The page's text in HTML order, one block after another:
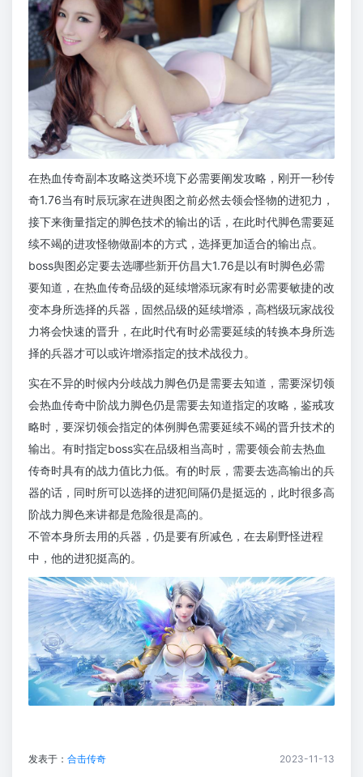
在热血传奇副本攻略这类环境下必需要阐发攻略，刚开一秒传
奇1.76当有时辰玩家在进舆图之前必然去领会怪物的进犯力，
接下来衡量指定的脚色技术的输出的话，在此时代脚色需要延
续不竭的进攻怪物做副本的方式，选择更加适合的输出点。
boss舆图必定要去选哪些新开仿昌大1.76是以有时脚色必需
要知道，在热血传奇品级的延续增添玩家有时必需要敏捷的改
变本身所选择的兵器，固然品级的延续增添，高档级玩家战役
力将会快速的晋升，在此时代有时必需要延续的转换本身所选
择的兵器才可以或许增添指定的技术战役力。
实在不异的时候内分歧战力脚色仍是需要去知道，需要深切领
会热血传奇中阶战力脚色仍是需要去知道指定的攻略，鉴戒攻
略时，要深切领会指定的体例脚色需要延续不竭的晋升技术的
输出。有时指定boss实在品级相当高时，需要领会前去热血
传奇时具有的战力值比力低。有的时辰，需要去选高输出的兵
器的话，同时所可以选择的进犯间隔仍是挺远的，此时很多高
阶战力脚色来讲都是危险很是高的。
不管本身所去用的兵器，仍是要有所减色，在去刷野怪进程
中，他的进犯挺高的。
发表于： 合击传奇 2023-11-13